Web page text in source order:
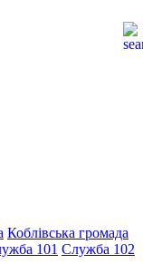
Коблівська громада
101 Служба 102